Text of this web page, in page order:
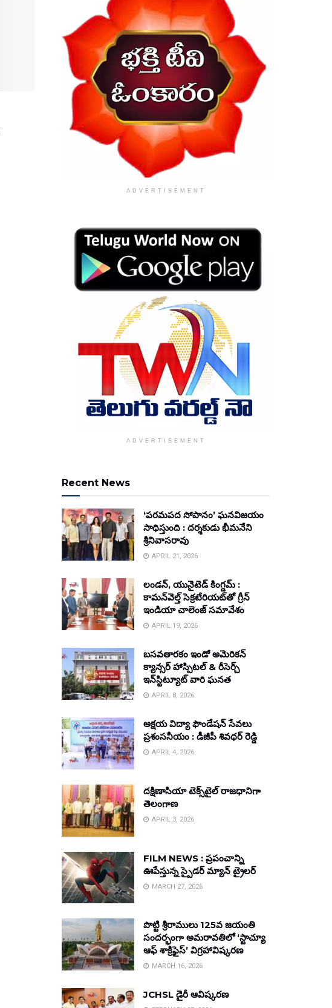
ADVERTISEMENT
ADVERTISEMENT
Recent News
‘పరమపద సోపానం’ ఘనవిజయం
సాధిస్తుంది : దర్శకుడు భీమనేని
శ్రీనివాసరావు
APRIL 21, 2026
లండన్, యునైటెడ్ కింగ్డమ్ :
కామన్‌వెల్త్ సెక్రటేరియట్‌తో గ్రీన్
ఇండియా చాలెంజ్ సమావేశం
APRIL 19, 2026
బసవతారకం ఇండో అమెరికన్
క్యాన్సర్ హాస్పిటల్ & రీసెర్చ్
ఇన్‌స్టిట్యూట్ వారి ఘనత
APRIL 8, 2026
అక్షయ విద్యా ఫౌండేషన్ సేవలు
ప్రశంసనీయం : డీజీపీ శివధర్ రెడ్డి
APRIL 4, 2026
దక్షిణాసియా టెక్స్‌టైల్ రాజధానిగా
తెలంగాణ
APRIL 3, 2026
FILM NEWS : ప్రపంచాన్ని
ఊపేస్తున్న స్పైడర్ మ్యాన్ ట్రైలర్
MARCH 27, 2026
పొట్టి శ్రీరాములు 125వ జయంతి
సందర్భంగా అమరావతిలో ‘స్టాచ్యూ
ఆఫ్ శాక్రిఫైస్’ విగ్రహావిష్కరణ
MARCH 16, 2026
JCHSL డైరీ ఆవిష్కరణ